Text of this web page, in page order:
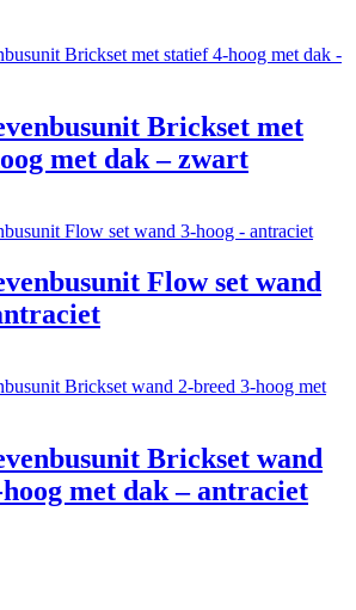
Brickset met
met dak – zwart
Flow set wand
Brickset wand
met dak – antraciet